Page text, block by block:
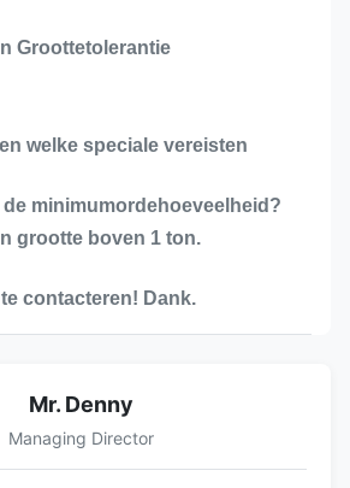
Groottetolerantie
welke speciale vereisten
minimumordehoeveelheid?
grootte boven 1 ton.
contacteren! Dank.
Mr. Denny
Managing Director